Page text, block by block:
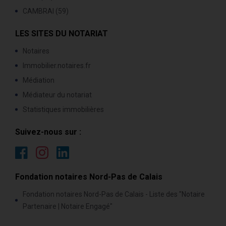
CAMBRAI (59)
LES SITES DU NOTARIAT
Notaires
Immobilier.notaires.fr
Médiation
Médiateur du notariat
Statistiques immobilières
Suivez-nous sur :
Fondation notaires Nord-Pas de Calais
Fondation notaires Nord-Pas de Calais - Liste des "Notaire
Partenaire | Notaire Engagé"